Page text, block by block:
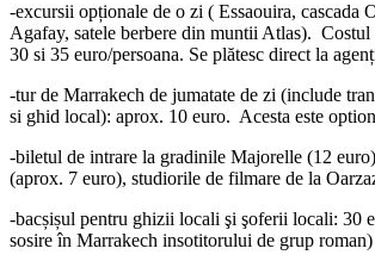
-excursii opționale de o zi ( Essaouira, cascada
Agafay, satele berbere din muntii Atlas). Costul
30 si 35 euro/persoana. Se plătesc direct la
-tur de Marrakech de jumatate de zi (include
si ghid local): aprox. 10 euro. Acesta este
-biletul de intrare la gradinile Majorelle (12
(aprox. 7 euro), studiorile de filmare de la
-bacșișul pentru ghizii locali şi şoferii locali: 30
sosire în Marrakech insotitorului de grup roman)